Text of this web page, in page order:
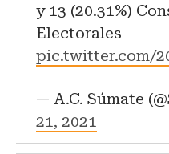
y 13 (20.31%)
Electorales
pic.twitter.com/
— A.C. Súmate
21, 2021